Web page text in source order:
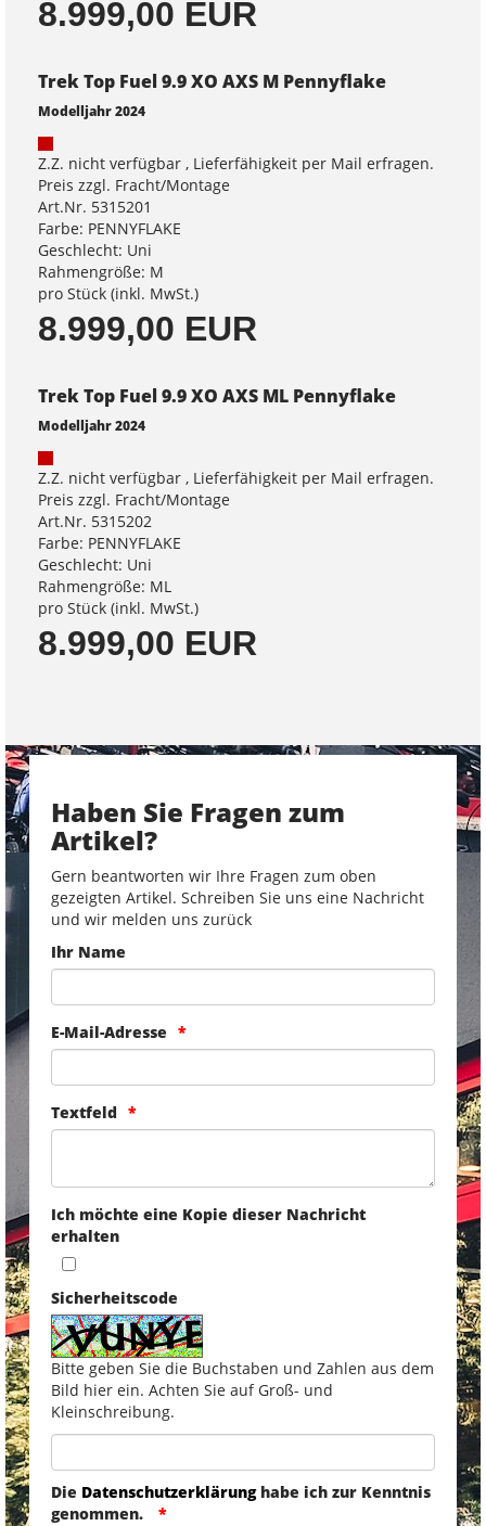
8.999,00 EUR
Trek Top Fuel 9.9 XO AXS M Pennyflake
Modelljahr 2024
Z.Z. nicht verfügbar , Lieferfähigkeit per Mail erfragen.
Preis zzgl. Fracht/Montage
Art.Nr. 5315201
Farbe: PENNYFLAKE
Geschlecht: Uni
Rahmengröße: M
pro Stück (inkl. MwSt.)
8.999,00 EUR
Trek Top Fuel 9.9 XO AXS ML Pennyflake
Modelljahr 2024
Z.Z. nicht verfügbar , Lieferfähigkeit per Mail erfragen.
Preis zzgl. Fracht/Montage
Art.Nr. 5315202
Farbe: PENNYFLAKE
Geschlecht: Uni
Rahmengröße: ML
pro Stück (inkl. MwSt.)
8.999,00 EUR
Haben Sie Fragen zum
Artikel?
Gern beantworten wir Ihre Fragen zum oben
gezeigten Artikel. Schreiben Sie uns eine Nachricht
und wir melden uns zurück
Ihr Name
E-Mail-Adresse
Textfeld
Ich möchte eine Kopie dieser Nachricht
erhalten
Sicherheitscode
Bitte geben Sie die Buchstaben und Zahlen aus dem
Bild hier ein. Achten Sie auf Groß- und
Kleinschreibung.
Die Datenschutzerklärunghabe ich zur Kenntnis
genommen.